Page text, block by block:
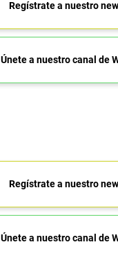
Regístrate a nuestro
Únete a nuestro canal de
Regístrate a nuestro
Únete a nuestro canal de